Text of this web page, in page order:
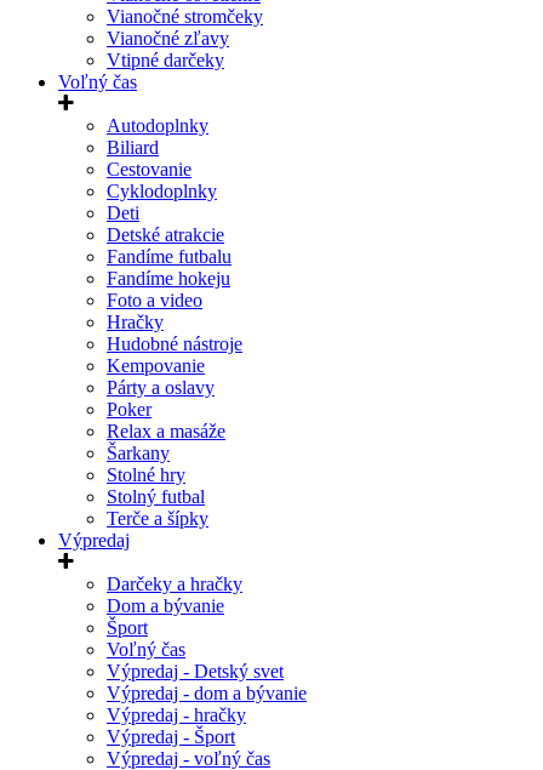
Vianočné stromčeky
Vianočné zľavy
Vtipné darčeky
Voľný čas
Autodoplnky
Biliard
Cestovanie
Cyklodoplnky
Deti
Detské atrakcie
Fandíme futbalu
Fandíme hokeju
Foto a video
Hračky
Hudobné nástroje
Kempovanie
Párty a oslavy
Poker
Relax a masáže
Šarkany
Stolné hry
Stolný futbal
Terče a šípky
Výpredaj
Darčeky a hračky
Dom a bývanie
Šport
Voľný čas
Výpredaj - Detský svet
Výpredaj - dom a bývanie
Výpredaj - hračky
Výpredaj - Šport
Výpredaj - voľný čas